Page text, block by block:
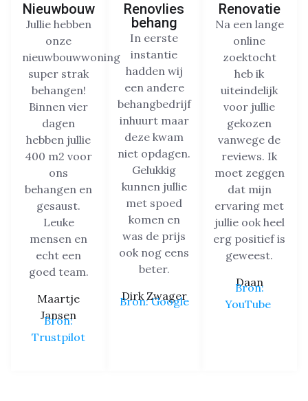
Nieuwbouw
Jullie hebben
onze
nieuwbouwwoning
super strak
behangen!
Binnen vier
dagen
hebben jullie
400 m2 voor
ons
behangen en
gesaust.
Leuke
mensen en
echt een
goed team.
Maartje
Jansen
Bron:
Trustpilot
Renovlies
behang
In eerste
instantie
hadden wij
een andere
behangbedrijf
inhuurt maar
deze kwam
niet opdagen.
Gelukkig
kunnen jullie
met spoed
komen en
was de prijs
ook nog eens
beter.
Dirk Zwager
Bron: Google
Renovatie
Na een lange
online
zoektocht
heb ik
uiteindelijk
voor jullie
gekozen
vanwege de
reviews. Ik
moet zeggen
dat mijn
ervaring met
jullie ook heel
erg positief is
geweest.
Daan
Bron:
YouTube